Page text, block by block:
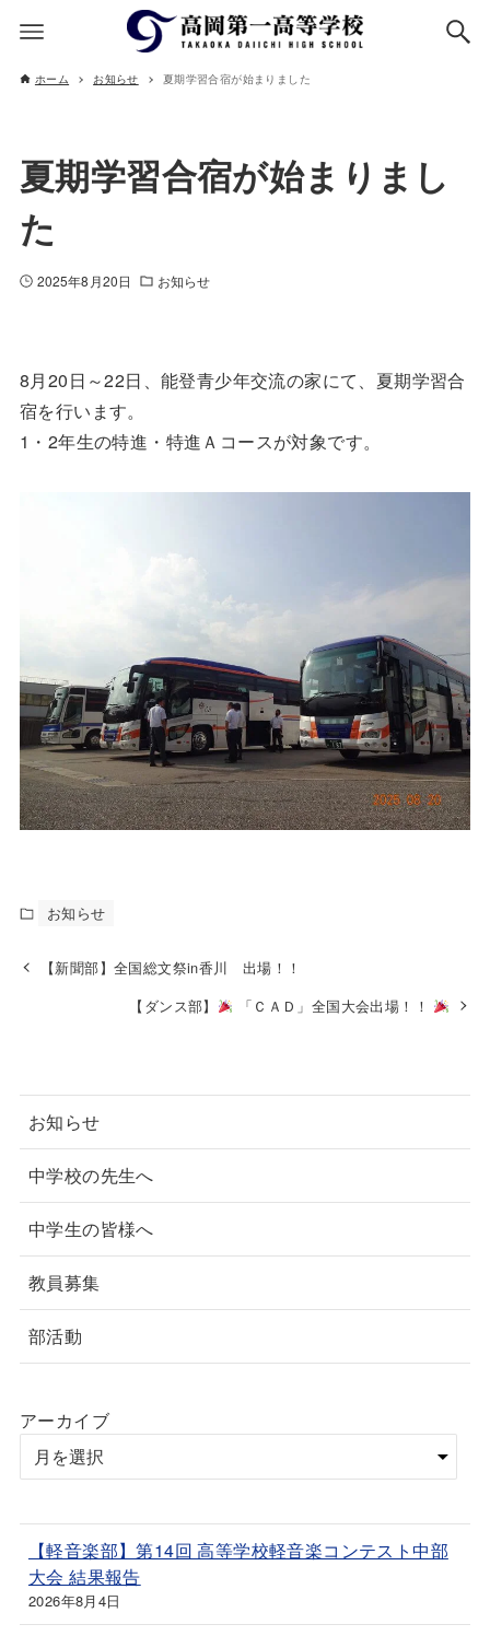
ホーム お知らせ 夏期学習合宿が始まりました
夏期学習合宿が始まりまし
た
2025年8月20日 お知らせ
8月20日～22日、能登青少年交流の家にて、夏期学習合
宿を行います。
1・2年生の特進・特進Ａコースが対象です。
お知らせ
【新聞部】全国総文祭in香川 出場！！
【ダンス部】
「ＣＡＤ」全国大会出場！！
お知らせ
中学校の先生へ
中学生の皆様へ
教員募集
部活動
アーカイブ
【軽音楽部】第14回 高等学校軽音楽コンテスト中部
大会 結果報告
2026年8月4日